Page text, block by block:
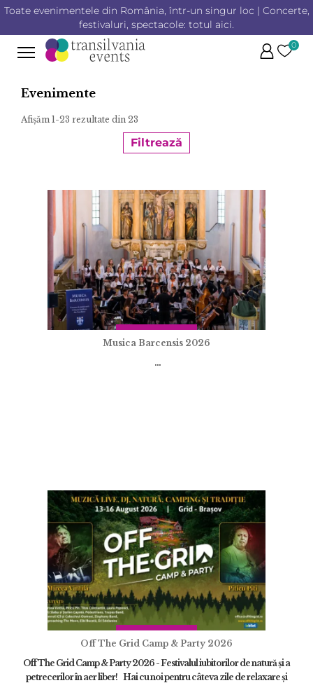
Toate evenimentele din România, într-un singur loc | Concerte,
festivaluri, spectacole: totul aici.
0
Evenimente
Afișăm 1-23 rezultate din 23
Filtrează
Musica Barcensis 2026
...
Off The Grid Camp & Party 2026
Off The Grid Camp & Party 2026 - Festivalul iubitorilor de natură și a
petrecerilor în aer liber! Hai cu noi pentru câteva zile de relaxare și